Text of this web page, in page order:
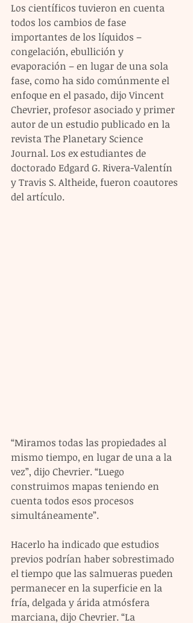
Los científicos tuvieron en cuenta
todos los cambios de fase
importantes de los líquidos –
congelación, ebullición y
evaporación – en lugar de una sola
fase, como ha sido comúnmente el
enfoque en el pasado, dijo Vincent
Chevrier, profesor asociado y primer
autor de un estudio publicado en la
revista The Planetary Science
Journal. Los ex estudiantes de
doctorado Edgard G. Rivera-Valentín
y Travis S. Altheide, fueron coautores
del artículo.
“Miramos todas las propiedades al
mismo tiempo, en lugar de una a la
vez”, dijo Chevrier. “Luego
construimos mapas teniendo en
cuenta todos esos procesos
simultáneamente”.
Hacerlo ha indicado que estudios
previos podrían haber sobrestimado
el tiempo que las salmueras pueden
permanecer en la superficie en la
fría, delgada y árida atmósfera
marciana, dijo Chevrier. “La